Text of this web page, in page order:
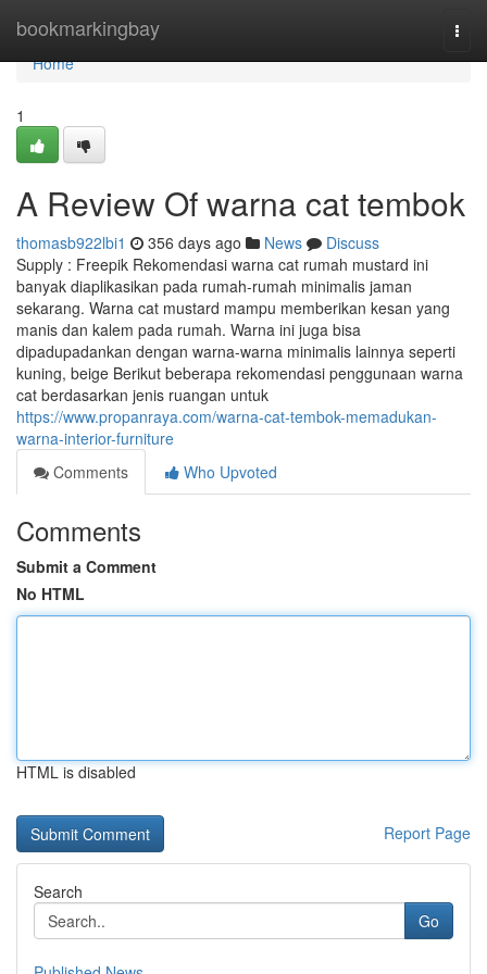
bookmarkingbay
Home
Home
1
A Review Of warna cat tembok
thomasb922lbi1 356 days ago News
Discuss
Supply : Freepik Rekomendasi warna cat rumah mustard ini
banyak diaplikasikan pada rumah-rumah minimalis jaman
sekarang. Warna cat mustard mampu memberikan kesan yang
manis dan kalem pada rumah. Warna ini juga bisa
dipadupadankan dengan warna-warna minimalis lainnya seperti
kuning, beige Berikut beberapa rekomendasi penggunaan warna
cat berdasarkan jenis ruangan untuk
https://www.propanraya.com/warna-cat-tembok-memadukan-
warna-interior-furniture
Comments
Who Upvoted
Comments
Submit a Comment
No HTML
HTML is disabled
Report Page
Search
Go